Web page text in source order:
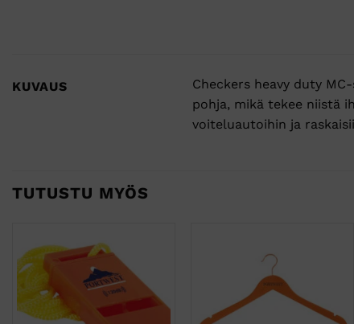
KUVAUS
Checkers heavy duty
pohja, mikä tekee niistä
voiteluautoihin ja
TUTUSTU MYÖS